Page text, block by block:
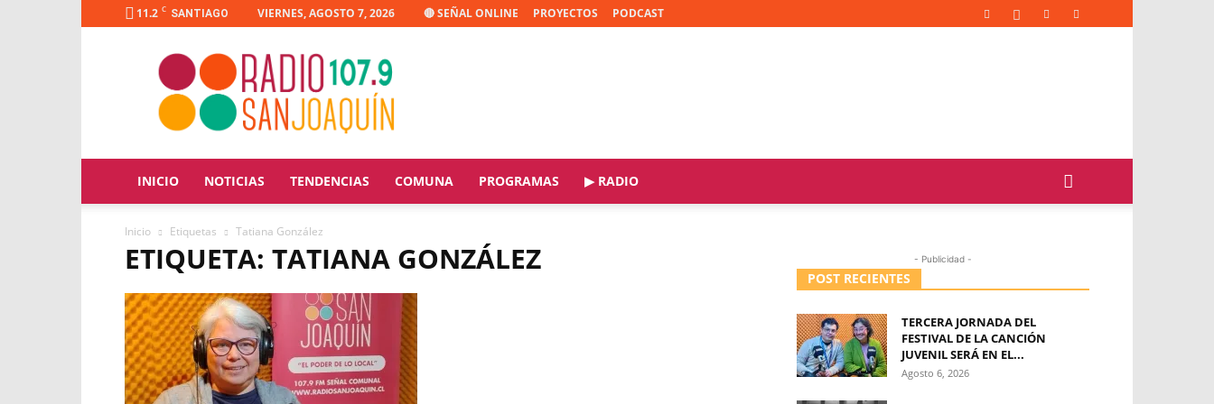
11.2 C SANTIAGO VIERNES, AGOSTO 7, 2026 🔴 SEÑAL ONLINE PROYECTOS PODCAST
Radio
Joaquín
INICIO NOTICIAS TENDENCIAS COMUNA PROGRAMAS ▶ RADIO
Inicio Etiquetas Tatiana González
ETIQUETA: TATIANA GONZÁLEZ - Publicidad -
POST RECIENTES
TERCERA JORNADA DEL
FESTIVAL DE LA CANCIÓN
JUVENIL SERÁ EN EL...
Agosto 6, 2026